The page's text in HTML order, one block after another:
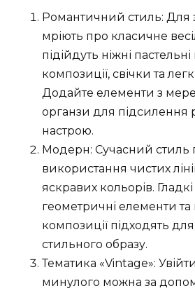
Романтичний стиль: Для
мріють про класичне
підійдуть ніжні
композиції, свічки та
Додайте елементи з
органзи для підсилення
настрою.
Модерн: Сучасний стиль
використання чистих
яскравих кольорів.
геометричні елементи та
композиції підходять
стильного образу.
Тематика «Vintage»:
минулого можна за